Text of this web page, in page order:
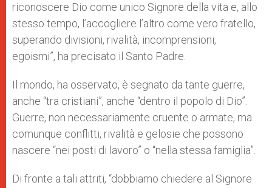
riconoscere Dio come unico Signore della vita e, allo
stesso tempo, l’accogliere l’altro come vero fratello,
superando divisioni, rivalità, incomprensioni,
egoismi”, ha precisato il Santo Padre.
Il mondo, ha osservato, è segnato da tante guerre,
anche “tra cristiani”, anche “dentro il popolo di Dio”.
Guerre, non necessariamente cruente o armate, ma
comunque conflitti, rivalità e gelosie che possono
nascere “nei posti di lavoro” o “nella stessa famiglia”.
Di fronte a tali attriti, “dobbiamo chiedere al Signore